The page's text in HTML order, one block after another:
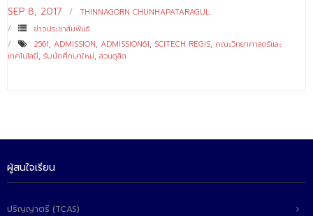
- - วิทยาการคอมพิวเตอร์
- - อาชีวอนามัยและความปลอดภัย
- ศึกษาศาสตรบัณฑิต
SEP 8, 2017
THINNAGORN CHUNHAPATARAGUL
ข่าวประชาสัมพันธ์
2561, ADMISSION, ADMISSION61, SCITECH REGIS, คณะวิทยาศาสตร์และ
เทคโนโลยี, รับนักศึกษาใหม่, สวนดุสิต
ผู้สนใจเรียน
ปริญญาตรี (TCAS)